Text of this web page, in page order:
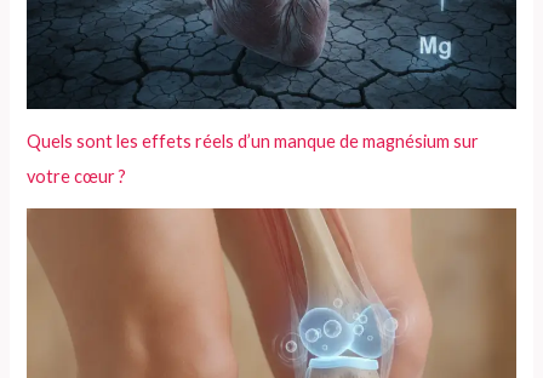
Quels sont les effets réels d’un manque de magnésium sur
votre cœur ?